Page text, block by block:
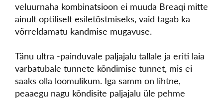
veluurnaha kombinatsioon ei muuda Breaqi mitte
ainult optiliselt esiletõstmiseks, vaid tagab ka
võrreldamatu kandmise mugavuse.
Tänu ultra -painduvale paljajalu tallale ja eriti laia
varbatubale tunnete kõndimise tunnet, mis ei
saaks olla loomulikum. Iga samm on lihtne,
peaaegu nagu kõndisite paljajalu üle pehme